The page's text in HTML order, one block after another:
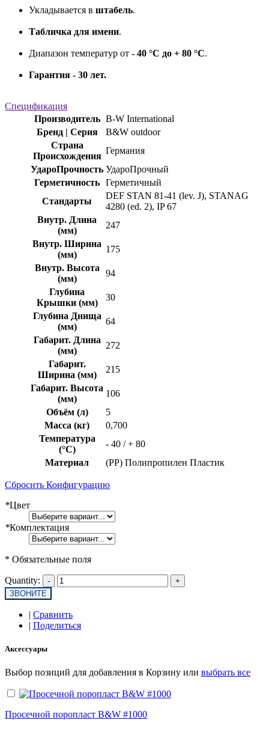
Укладывается в штабель.
Табличка для имени.
Диапазон температур от - 40 °C до + 80 °C.
Гарантия - 30 лет.
Спецификация
Производитель B-W International
Бренд | Серия
B&W outdoor
Страна
Происхождения
Германия
УдароПрочность УдароПрочный
Герметичность Герметичный
Стандарты
DEF STAN 81-41 (lev. J), STANAG
4280 (ed. 2), IP 67
Внутр. Длина
(мм)
247
Внутр. Ширина
(мм)
175
Внутр. Высота
(мм)
94
Глубина
Крышки (мм)
30
Глубина Днища
(мм)
64
Габарит. Длина
(мм)
272
Габарит.
Ширина (мм)
215
Габарит. Высота
(мм)
106
Объём (л)
5
Масса (кг)
0,700
Температура
(°C)
- 40 / + 80
Материал
(PP) Полипропилен Пластик
Сбросить Конфигурацию
*Цвет
*Комплектация
* Обязательные поля
Quantity:
ЗВОНИТЕ
| Сравнить
| Поделиться
Аксессуары
Выбор позиций для добавления в Корзину или выбрать все
Просечной поропласт B&W #1000